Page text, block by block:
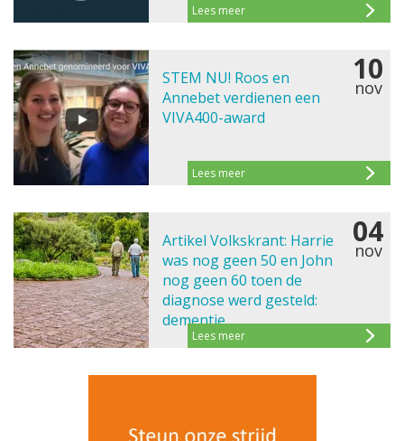
Lees meer
STEM NU! Roos en
Annebet verdienen een
VIVA400-award
10
nov
Lees meer
Artikel Volkskrant: Harrie
was nog geen 50 en John
nog geen 60 toen de
diagnose werd gesteld:
dementie
04
nov
Lees meer